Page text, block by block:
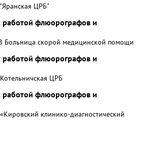
ЦРБ"
работой флюорографов и
Больница скорой медицинской помощи
работой флюорографов и
ЦРБ
работой флюорографов и
клинико-диагностический